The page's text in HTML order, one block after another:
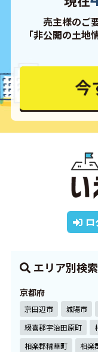
売主様のご
「非公開の土
エリア別検索
京都府
京田辺市 城陽市
綴喜郡宇治田原町
相楽郡精華町
相楽